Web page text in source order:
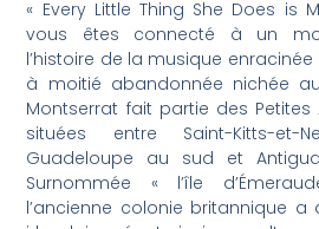
« Every Little Thing She Does is
vous êtes connecté à un
l’histoire de la musique
à moitié abandonnée nichée
Montserrat fait partie des Petites
situées entre Saint-Kitts-
Guadeloupe au sud et
Surnommée « l’île
l’ancienne colonie britannique